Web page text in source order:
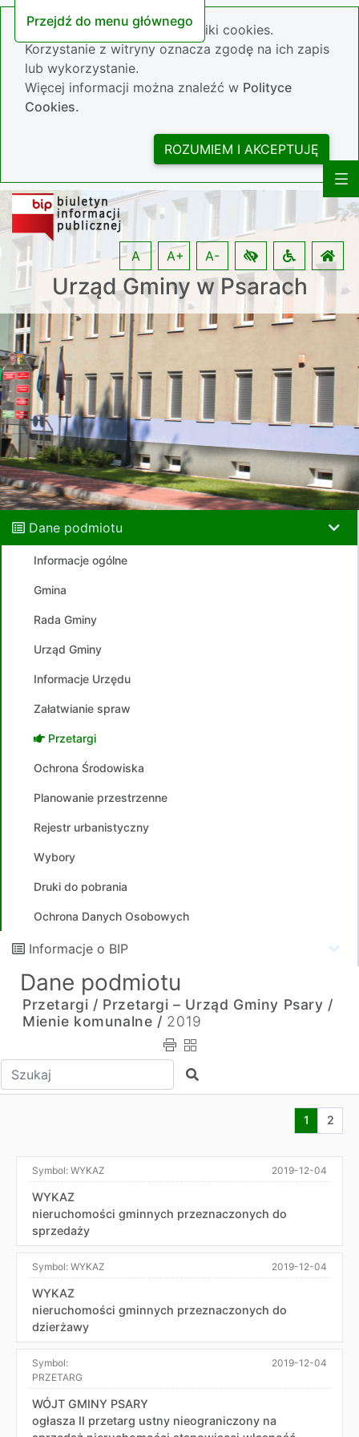
Przejdź do menu głównego
Nasza strona wykorzystuje pliki cookies.
Korzystanie z witryny oznacza zgodę na ich zapis
lub wykorzystanie.
Więcej informacji można znaleźć w Polityce
Cookies.
ROZUMIEM I AKCEPTUJĘ
Urząd Gminy w Psarach
A A+ A-
Dane podmiotu
Informacje ogólne
Gmina
Rada Gminy
Urząd Gminy
Informacje Urzędu
Załatwianie spraw
Przetargi
Ochrona Środowiska
Planowanie przestrzenne
Rejestr urbanistyczny
Wybory
Druki do pobrania
Ochrona Danych Osobowych
Informacje o BIP
Dane podmiotu
Przetargi / Przetargi – Urząd Gminy Psary /
Mienie komunalne / 2019
Wpisz tekst do wyszukania Szukaj
Aktualna
1 2
Symbol: WYKAZ 2019-12-04
WYKAZ
nieruchomości gminnych przeznaczonych do
sprzedaży
Symbol: WYKAZ 2019-12-04
WYKAZ
nieruchomości gminnych przeznaczonych do
dzierżawy
Symbol:
PRZETARG
2019-12-04
WÓJT GMINY PSARY
ogłasza II przetarg ustny nieograniczony na